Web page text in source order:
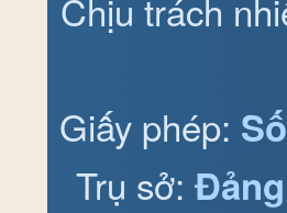
Chịu trách
Giấy phép:
Trụ sở: